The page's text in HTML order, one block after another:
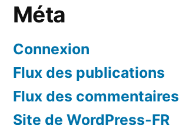
Méta
Connexion
Flux des publications
Flux des commentaires
Site de WordPress-FR